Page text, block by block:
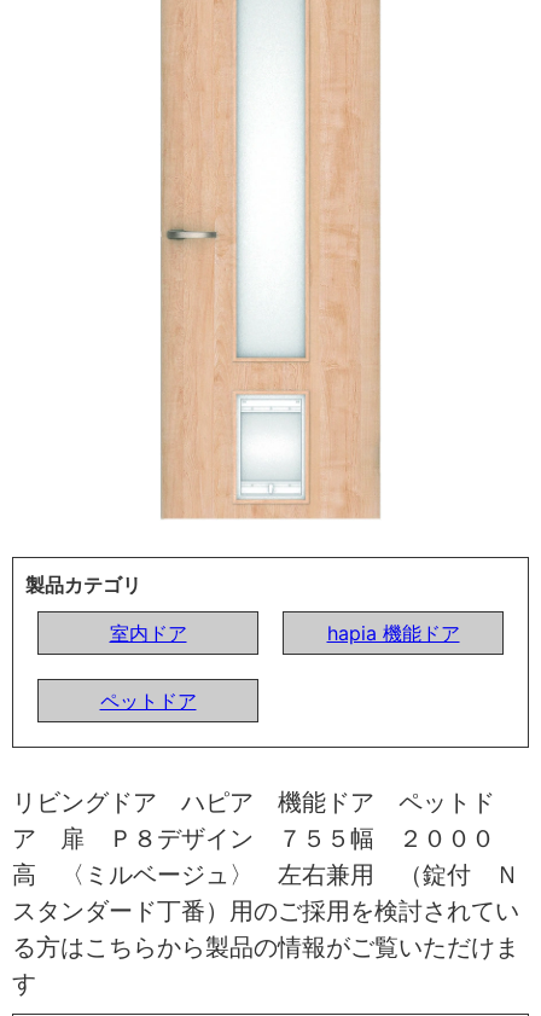
製品カテゴリ
室内ドア
hapia 機能ドア
ペットドア
リビングドア ハピア 機能ドア ペットド
ア 扉 Ｐ８デザイン ７５５幅 ２０００
高 〈ミルベージュ〉 左右兼用 （錠付 Ｎ
スタンダード丁番）用のご採用を検討されてい
る方はこちらから製品の情報がご覧いただけま
す